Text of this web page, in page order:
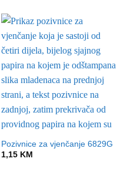
Pozivnice za vjenčanje 6829G
1,15 KM